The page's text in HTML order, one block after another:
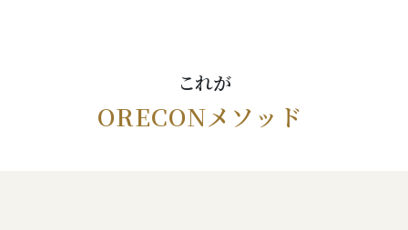
これが
ORECONメソッド